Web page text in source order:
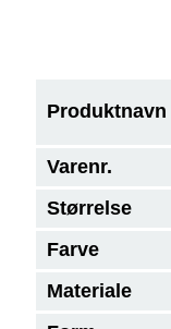
Produktnavn
Varenr.
Størrelse
Farve
Materiale